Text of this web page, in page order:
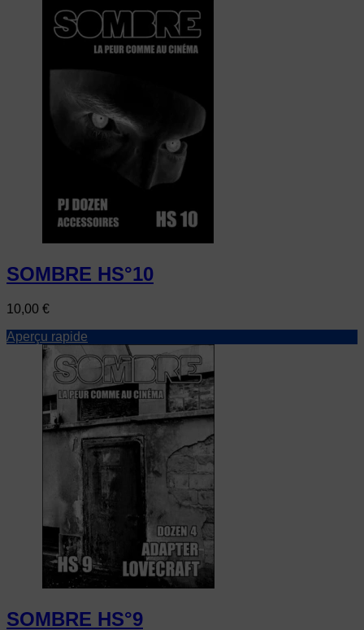
SOMBRE HS°10
Prix
10,00 €
Aperçu rapide
SOMBRE HS°9